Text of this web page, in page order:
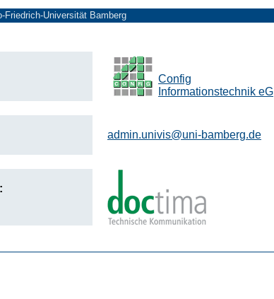
Friedrich-Universität Bamberg
Config
Informationstechnik eG
admin.univis@uni-bamberg.de